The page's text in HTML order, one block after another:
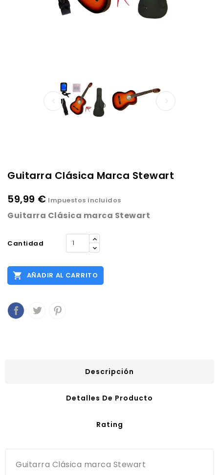
Guitarra Clásica Marca Stewart
59,99 € Impuestos incluidos
Guitarra Clásica marca Stewart
Cantidad
 AÑADIR AL CARRITO
Descripción
Detalles De Producto
Rating
Guitarra Clásica marca Stewart